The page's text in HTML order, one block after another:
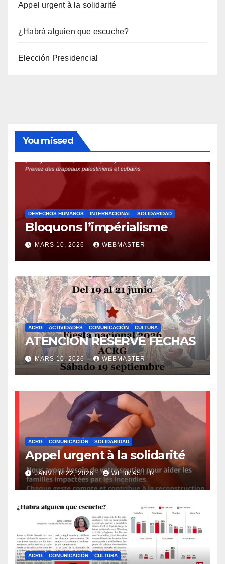
Appel urgent à la solidarité
¿Habrá alguien que escuche?
Elección Presidencial
You missed
DERECHOS HUMANOS INTERNACIONAL SOLIDARIDAD
Bloquons l’impérialisme
MARS 10, 2026 WEBMASTER
ACRG ACTIVIDADES COMUNICACIÓN CULTURA
ATENCION RESERVE FECHAS
MARS 10, 2026 WEBMASTER
ACRG COMUNICACIÓN SOLIDARIDAD
Appel urgent à la solidarité
JANVIER 22, 2026 WEBMASTER
ACRG COMUNICACIÓN CULTURA